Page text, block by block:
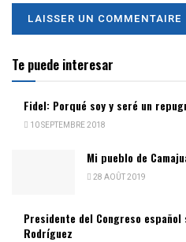
Te puede interesar
Fidel: Porqué soy y seré un
10 SEPTEMBRE 2018
Mi pueblo de
28 AOÛT 2019
Presidente del Congreso
Rodríguez